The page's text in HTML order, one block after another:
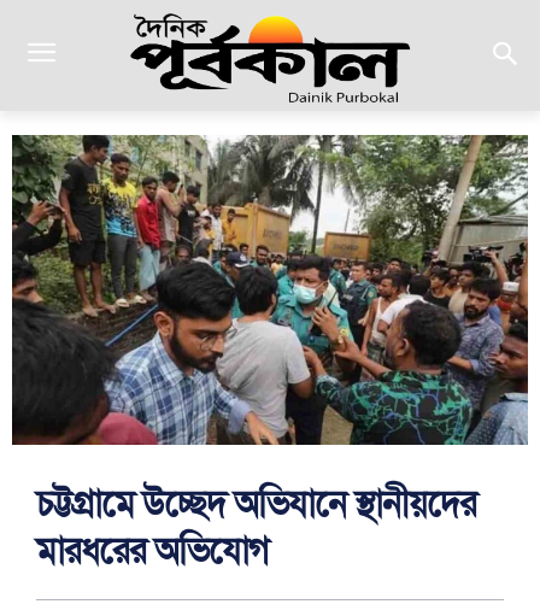
চট্টগ্রামে উচ্ছেদ অভিযানে স্থানীয়দের
মারধরের অভিযোগ